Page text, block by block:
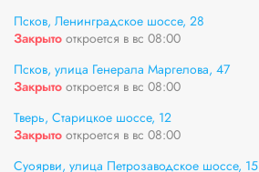
Псков, Ленинградское шоссе, 28
Закрыто откроется в вс 08:00
Псков, улица Генерала Маргелова, 47
Закрыто откроется в вс 08:00
Тверь, Старицкое шоссе, 12
Закрыто откроется в вс 08:00
Суоярви, улица Петрозаводское шоссе, 15